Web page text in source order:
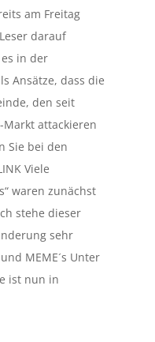
am Freitag
darauf
in der
Ansätze, dass die
den seit
attackieren
Sie bei den
Viele
waren zunächst
stehe dieser
sehr
MEME´s Unter
ist nun in